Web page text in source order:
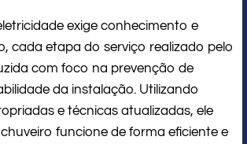
exige conhecimento e
cada etapa do serviço realizado pelo
com foco na prevenção de
da instalação. Utilizando
e técnicas atualizadas, ele
funcione de forma eficiente e